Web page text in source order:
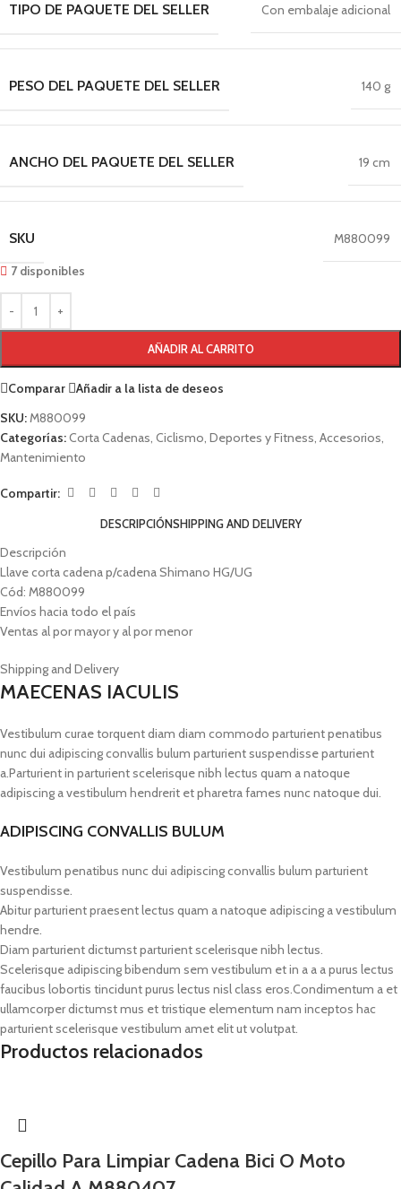
TIPO DE PAQUETE DEL SELLER Con embalaje adicional
PESO DEL PAQUETE DEL SELLER 140 g
ANCHO DEL PAQUETE DEL SELLER 19 cm
SKU
M880099
7 disponibles
AÑADIR AL CARRITO
Comparar
Añadir a la lista de deseos
SKU:M880099
Categorías:Corta Cadenas, Ciclismo, Deportes y Fitness, Accesorios,
Mantenimiento
Compartir:
DESCRIPCIÓNSHIPPING AND DELIVERY
Descripción
Llave corta cadena p/cadena Shimano HG/UG
Cód: M880099
Envíos hacia todo el país
Ventas al por mayor y al por menor
Shipping and Delivery
MAECENAS IACULIS
Vestibulum curae torquent diam diam commodo parturient penatibus
nunc dui adipiscing convallis bulum parturient suspendisse parturient
a.Parturient in parturient scelerisque nibh lectus quam a natoque
adipiscing a vestibulum hendrerit et pharetra fames nunc natoque dui.
ADIPISCING CONVALLIS BULUM
Vestibulum penatibus nunc dui adipiscing convallis bulum parturient
suspendisse.
Abitur parturient praesent lectus quam a natoque adipiscing a vestibulum
hendre.
Diam parturient dictumst parturient scelerisque nibh lectus.
Scelerisque adipiscing bibendum sem vestibulum et in a a a purus lectus
faucibus lobortis tincidunt purus lectus nisl class eros.Condimentum a et
ullamcorper dictumst mus et tristique elementum nam inceptos hac
parturient scelerisque vestibulum amet elit ut volutpat.
Productos relacionados
Cepillo Para Limpiar Cadena Bici O Moto